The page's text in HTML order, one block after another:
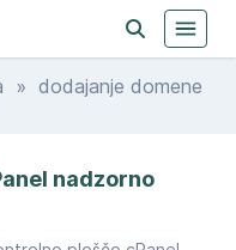
» dodajanje domene
nadzorno